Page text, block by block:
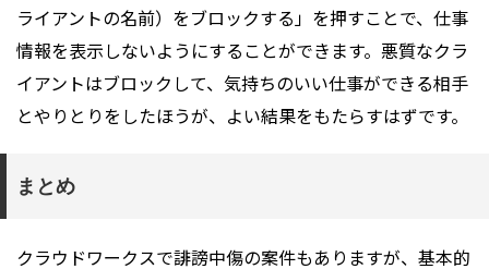
ライアントの名前）をブロックする」を押すことで、仕事
情報を表示しないようにすることができます。悪質なクラ
イアントはブロックして、気持ちのいい仕事ができる相手
とやりとりをしたほうが、よい結果をもたらすはずです。
まとめ
クラウドワークスで誹謗中傷の案件もありますが、基本的